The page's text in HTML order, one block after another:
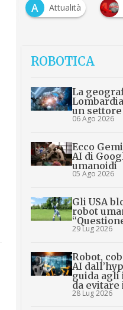
A
Attualità
ROBOTICA
La
un settore
06 Ago 2026
Ecco
AI di
umanoidi
05 Ago 2026
Gli USA
robot
29 Lug 2026
Robot,
AI
guida
da
28 Lug 2026